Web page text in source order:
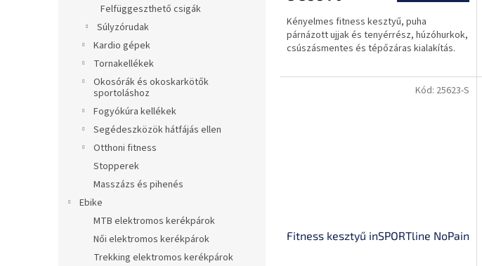
Felfüggeszthető csigák
Súlyzórudak
Kardio gépek
Tornakellékek
Okosórák és okoskarkötők
sportoláshoz
Fogyókúra kellékek
Segédeszközök hátfájás ellen
Otthoni fitness
Stopperek
Masszázs és pihenés
Ebike
MTB elektromos kerékpárok
Női elektromos kerékpárok
Trekking elektromos kerékpárok
Kényelmes fitness kesztyű, puha
párnázott ujjak és tenyérrész, húzóhurkok,
csúszásmentes és tépőzáras kialakítás.
Fitness kesztyű inSPORTline NoPain
Kód: 25623-S